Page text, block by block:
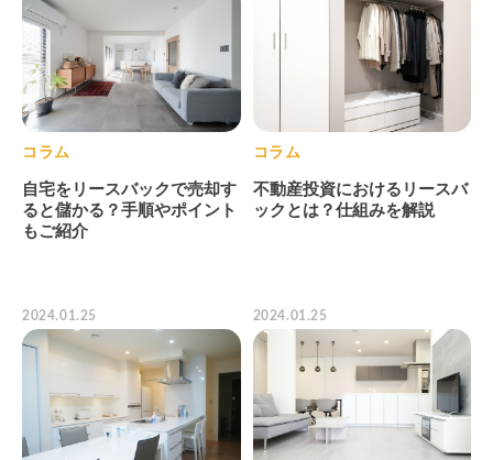
コラム
自宅をリースバックで売却す
ると儲かる？手順やポイント
もご紹介
コラム
不動産投資におけるリースバ
ックとは？仕組みを解説
2024.01.25 2024.01.25